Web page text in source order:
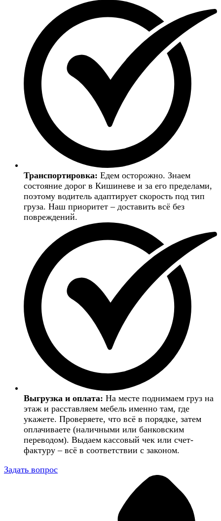
Транспортировка: Едем осторожно. Знаем
состояние дорог в Кишиневе и за его пределами,
поэтому водитель адаптирует скорость под тип
груза. Наш приоритет – доставить всё без
повреждений.
Выгрузка и оплата: На месте поднимаем груз на
этаж и расставляем мебель именно там, где
укажете. Проверяете, что всё в порядке, затем
оплачиваете (наличными или банковским
переводом). Выдаем кассовый чек или счет-
фактуру – всё в соответствии с законом.
Задать вопрос